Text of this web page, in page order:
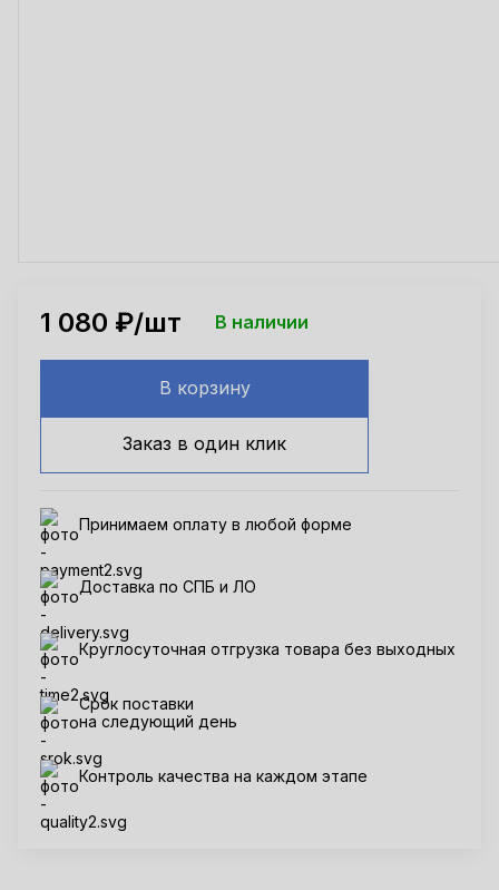
1 080 ₽/шт В наличии
В корзину
Заказ в один клик
Принимаем оплату в любой форме
Доставка по СПБ и ЛО
Круглосуточная отгрузка товара без выходных
Срок поставки
на следующий день
Контроль качества на каждом этапе